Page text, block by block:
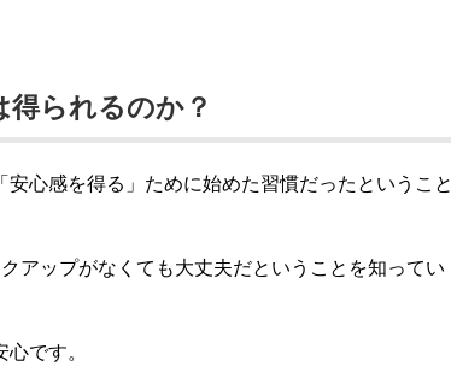
られるのか？
心感を得る」ために始めた習慣だったということ
アップがなくても大丈夫だということを知ってい
です。